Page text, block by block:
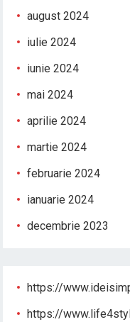
august 2024
iulie 2024
iunie 2024
mai 2024
aprilie 2024
martie 2024
februarie 2024
ianuarie 2024
decembrie 2023
https://
https://